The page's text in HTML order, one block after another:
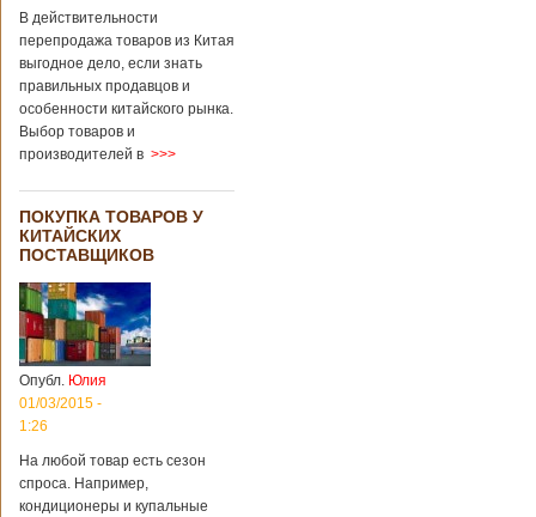
В действительности
перепродажа товаров из Китая
выгодное дело, если знать
правильных продавцов и
особенности китайского рынка.
Выбор товаров и
производителей в >>>
ПОКУПКА ТОВАРОВ У
КИТАЙСКИХ
ПОСТАВЩИКОВ
Опубл. Юлия
01/03/2015 -
1:26
На любой товар есть сезон
спроса. Например,
кондиционеры и купальные